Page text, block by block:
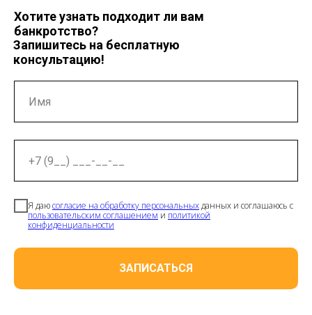
Хотите узнать подходит ли вам
банкротство?
Запишитесь на бесплатную
консультацию!
Я даюсогласие на обработку персональныхданных и соглашаюсь с
пользовательским соглашением и политикой
конфиденциальности
ЗАПИСАТЬСЯ